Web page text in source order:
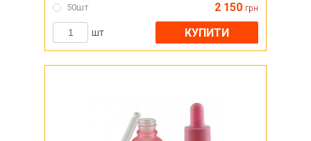
50шт 2 150 грн
шт КУПИТИ